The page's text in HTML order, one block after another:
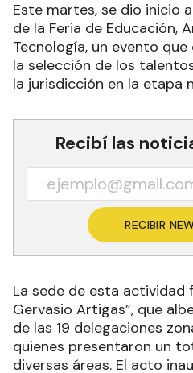
Este martes, se dio inicio
de la Feria de Educación,
Tecnología, un evento que
la jurisdicción en la etapa
Recibí las
RECIBIR
La sede de esta actividad
Gervasio Artigas”, que
de las 19 delegaciones